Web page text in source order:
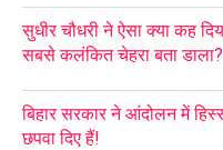
सुधीर चौधरी ने ऐसा क्या कह
सबसे कलंकित चेहरा बता डाला?
बिहार सरकार ने आंदोलन में
छपवा दिए हैं!